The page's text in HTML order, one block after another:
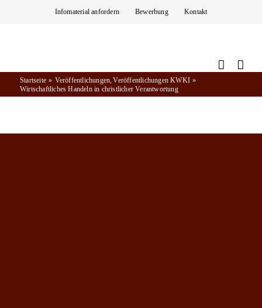
Infomaterial anfordern Bewerbung Kontakt
Startseite Veröffentlichungen Veröffentlichungen KWKI
Wirtschaftliches Handeln in christlicher Verantwortung